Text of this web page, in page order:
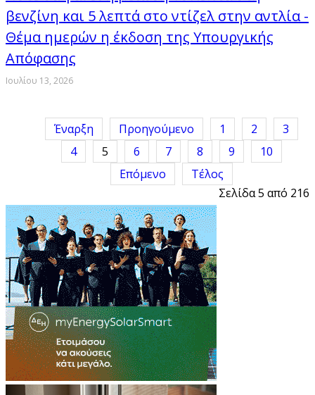
βενζίνη και 5 λεπτά στο ντίζελ στην αντλία -
Θέμα ημερών η έκδοση της Υπουργικής
Απόφασης
Ιουλίου 13, 2026
Έναρξη Προηγούμενο 1 2
3
4
5 6 7 8 9
10
Επόμενο
Τέλος
Σελίδα 5 από 216